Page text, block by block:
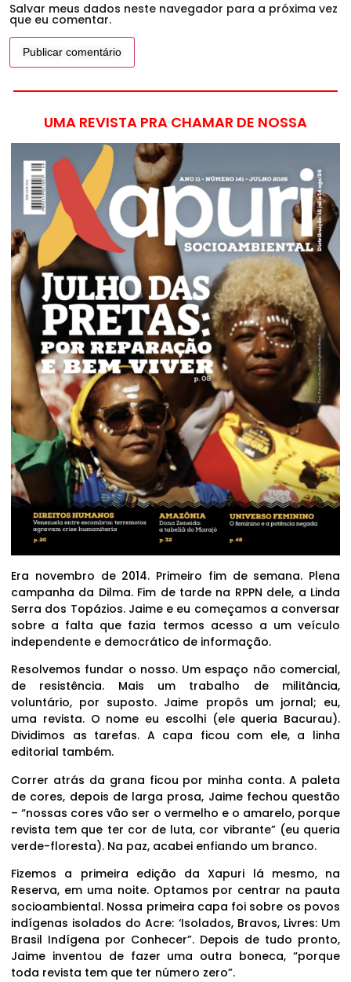
Salvar meus dados neste navegador para a próxima vez
que eu comentar.
UMA REVISTA PRA CHAMAR DE NOSSA
Era novembro de 2014. Primeiro fim de semana. Plena
campanha da Dilma. Fim de tarde na RPPN dele, a Linda
Serra dos Topázios. Jaime e eu começamos a conversar
sobre a falta que fazia termos acesso a um veículo
independente e democrático de informação.
Resolvemos fundar o nosso. Um espaço não comercial,
de resistência. Mais um trabalho de militância,
voluntário, por suposto. Jaime propôs um jornal; eu,
uma revista. O nome eu escolhi (ele queria Bacurau).
Dividimos as tarefas. A capa ficou com ele, a linha
editorial também.
Correr atrás da grana ficou por minha conta. A paleta
de cores, depois de larga prosa, Jaime fechou questão
– “nossas cores vão ser o vermelho e o amarelo, porque
revista tem que ter cor de luta, cor vibrante” (eu queria
verde-floresta). Na paz, acabei enfiando um branco.
Fizemos a primeira edição da Xapuri lá mesmo, na
Reserva, em uma noite. Optamos por centrar na pauta
socioambiental. Nossa primeira capa foi sobre os povos
indígenas isolados do Acre: ‘Isolados, Bravos, Livres: Um
Brasil Indígena por Conhecer”. Depois de tudo pronto,
Jaime inventou de fazer uma outra boneca, “porque
toda revista tem que ter número zero”.